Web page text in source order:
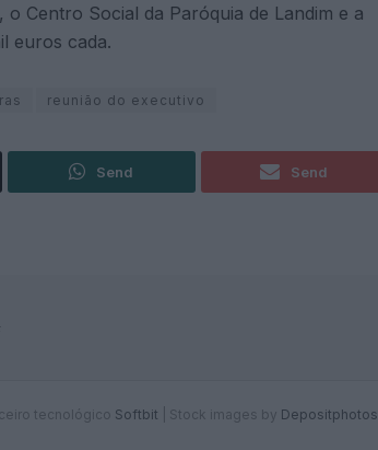
Centro Social da Paróquia de Landim e a
euros cada.
reunião do executivo
Send Send
tecnológico Softbit Stock images by Depositphotos